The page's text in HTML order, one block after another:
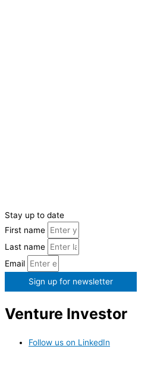
Stay up to date
First name
Last name
Email
Sign up for newsletter
Venture Investor
Follow us on LinkedIn